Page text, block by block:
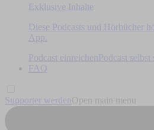
Exklusive Inhalte
Diese Podcasts und Hörbücher
App.
Podcast einreichen
Podcast selbst
FAQ
Supporter werden Open main menu